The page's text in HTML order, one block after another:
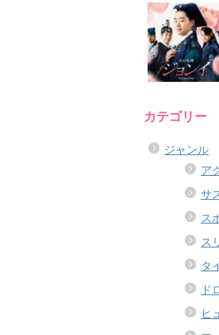
カテゴリー
ジャンル
ア
サ
ス
ス
タ
ド
ヒ